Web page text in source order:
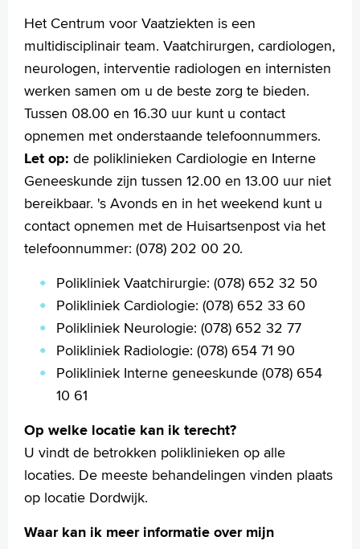
Het Centrum voor Vaatziekten is een
multidisciplinair team. Vaatchirurgen, cardiologen,
neurologen, interventie radiologen en internisten
werken samen om u de beste zorg te bieden.
Tussen 08.00 en 16.30 uur kunt u contact
opnemen met onderstaande telefoonnummers.
Let op: de poliklinieken Cardiologie en Interne
Geneeskunde zijn tussen 12.00 en 13.00 uur niet
bereikbaar. 's Avonds en in het weekend kunt u
contact opnemen met de Huisartsenpost via het
telefoonnummer: (078) 202 00 20.
Polikliniek Vaatchirurgie: (078) 652 32 50
Polikliniek Cardiologie: (078) 652 33 60
Polikliniek Neurologie: (078) 652 32 77
Polikliniek Radiologie: (078) 654 71 90
Polikliniek Interne geneeskunde (078) 654
10 61
Op welke locatie kan ik terecht?
U vindt de betrokken poliklinieken op alle
locaties. De meeste behandelingen vinden plaats
op locatie Dordwijk.
Waar kan ik meer informatie over mijn